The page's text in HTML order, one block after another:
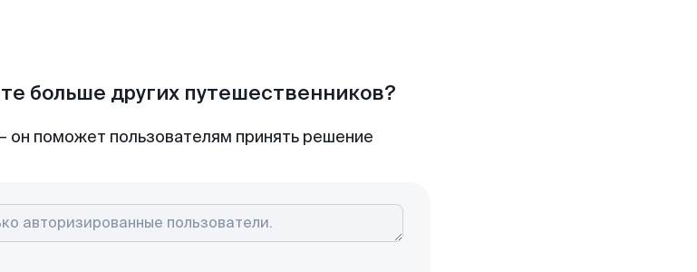
больше других путешественников?
он поможет пользователям принять решение